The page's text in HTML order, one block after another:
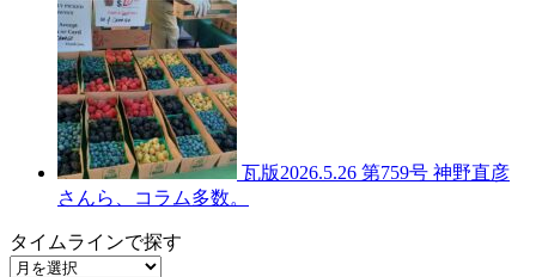
瓦版2026.5.26 第759号 神野直彦
さんら、コラム多数。
タイムラインで探す
タ